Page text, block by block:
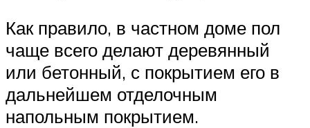
Как правило, в частном доме пол
чаще всего делают деревянный
или бетонный, с покрытием его в
дальнейшем отделочным
напольным покрытием.